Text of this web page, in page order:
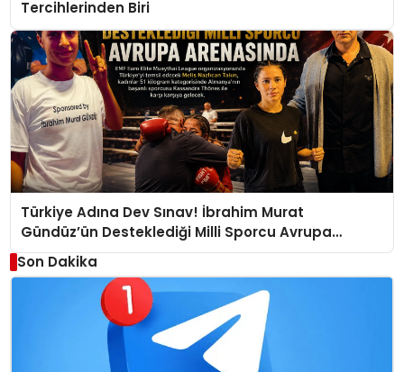
Tercihlerinden Biri
Türkiye Adına Dev Sınav! İbrahim Murat
Gündüz’ün Desteklediği Milli Sporcu Avrupa
Arenasında
Son Dakika